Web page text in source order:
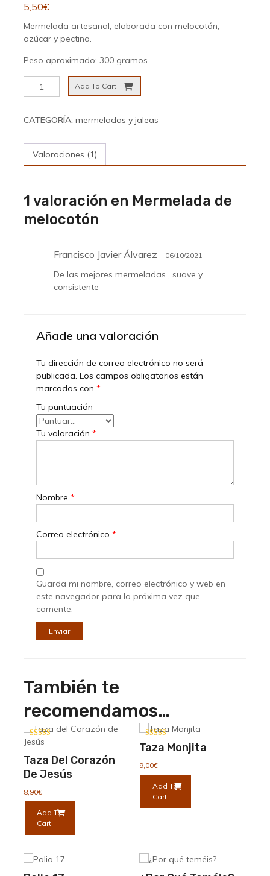
5,50€
Mermelada artesanal, elaborada con melocotón,
azúcar y pectina.
Peso aproximado: 300 gramos.
Mermelada
de
cantidad
Add To Cart
CATEGORÍA: mermeladas y jaleas
Valoraciones (1)
1 valoración en Mermelada de
melocotón
Francisco Javier Álvarez – 06/10/2021
De las mejores mermeladas , suave y
consistente
Añade una valoración
Tu dirección de correo electrónico no será
publicada. Los campos obligatorios están
marcados con *
Tu puntuación
Tu valoración *
Nombre *
Correo electrónico *
Guarda mi nombre, correo electrónico y web en
este navegador para la próxima vez que
comente.
También te
recomendamos…
Taza Del Corazón
De Jesús
Valorado con
de 5
8,90€
Add To
Cart
Taza Monjita
Valorado con
5.00
9,00€
Add To
Cart